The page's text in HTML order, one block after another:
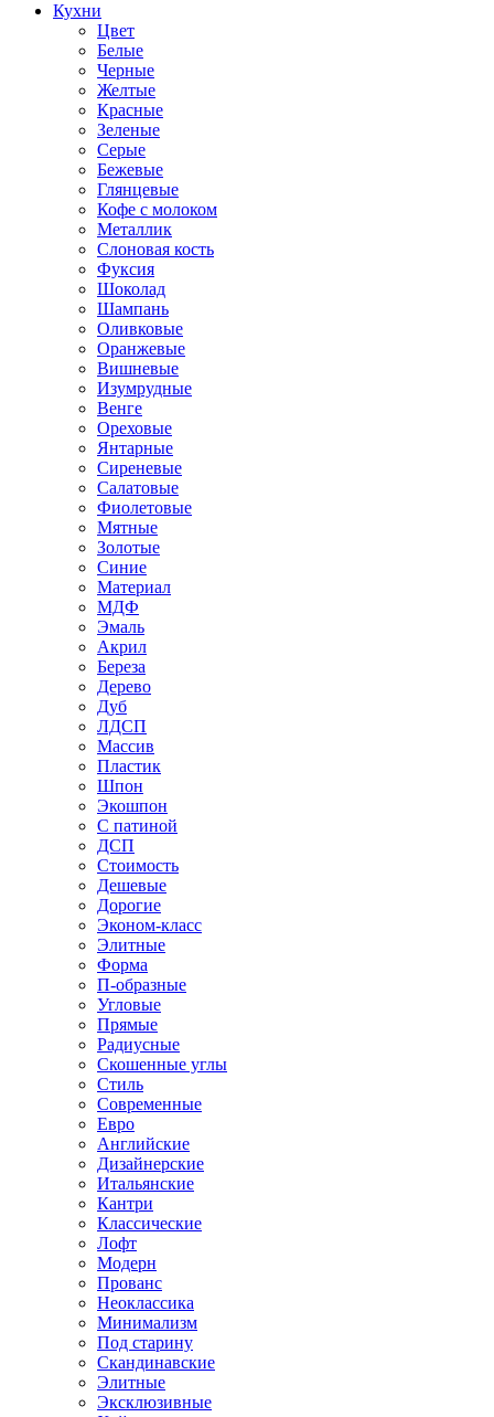
Кухни
Цвет
Белые
Черные
Желтые
Красные
Зеленые
Серые
Бежевые
Глянцевые
Кофе с молоком
Металлик
Слоновая кость
Фуксия
Шоколад
Шампань
Оливковые
Оранжевые
Вишневые
Изумрудные
Венге
Ореховые
Янтарные
Сиреневые
Салатовые
Фиолетовые
Мятные
Золотые
Синие
Материал
МДФ
Эмаль
Акрил
Береза
Дерево
Дуб
ЛДСП
Массив
Пластик
Шпон
Экошпон
С патиной
ДСП
Стоимость
Дешевые
Дорогие
Эконом-класс
Элитные
Форма
П-образные
Угловые
Прямые
Радиусные
Скошенные углы
Стиль
Современные
Евро
Английские
Дизайнерские
Итальянские
Кантри
Классические
Лофт
Модерн
Прованс
Неоклассика
Минимализм
Под старину
Скандинавские
Элитные
Эксклюзивные